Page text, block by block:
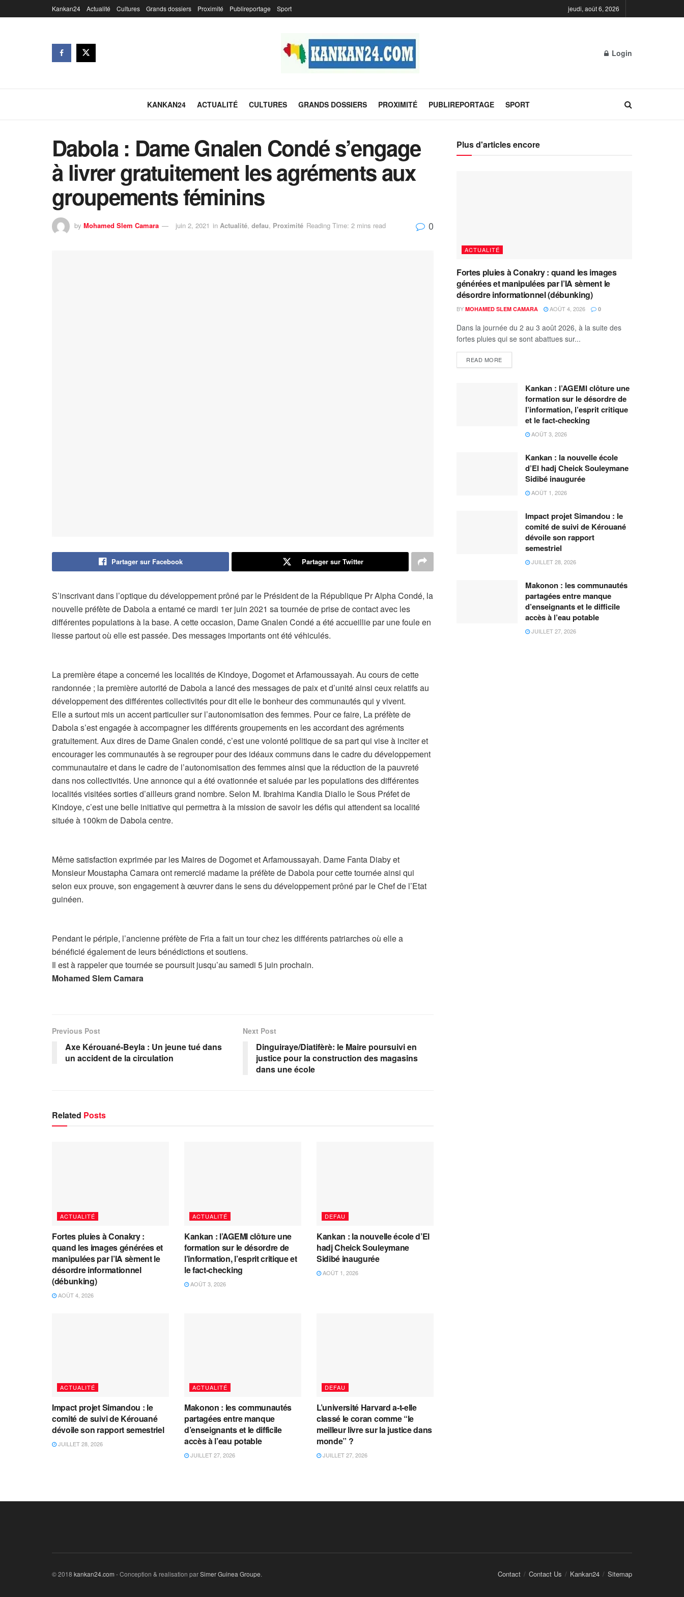
Kankan24 Actualité Cultures Grands dossiers Proximité Publireportage Sport jeudi, août 6, 2026
Login
KANKAN24 ACTUALITÉ CULTURES GRANDS DOSSIERS PROXIMITÉ PUBLIREPORTAGE SPORT
Dabola : Dame Gnalen Condé s’engage
à livrer gratuitement les agréments aux
groupements féminins
by Mohamed Slem Camara juin 2, 2021 in Actualité, defau, Proximité Reading Time: 2 mins read 0
Partager sur Facebook Partager sur Twitter
S’inscrivant dans l’optique du développement prôné par le Président de la République Pr Alpha Condé, la
nouvelle préfète de Dabola a entamé ce mardi 1er juin 2021 sa tournée de prise de contact avec les
différentes populations à la base. A cette occasion, Dame Gnalen Condé a été accueillie par une foule en
liesse partout où elle est passée. Des messages importants ont été véhiculés.
La première étape a concerné les localités de Kindoye, Dogomet et Arfamoussayah. Au cours de cette
randonnée ; la première autorité de Dabola a lancé des messages de paix et d’unité ainsi ceux relatifs au
développement des différentes collectivités pour dit elle le bonheur des communautés qui y vivent.
Elle a surtout mis un accent particulier sur l’autonomisation des femmes. Pour ce faire, La préfète de
Dabola s’est engagée à accompagner les différents groupements en les accordant des agréments
gratuitement. Aux dires de Dame Gnalen condé, c’est une volonté politique de sa part qui vise à inciter et
encourager les communautés à se regrouper pour des idéaux communs dans le cadre du développement
communautaire et dans le cadre de l’autonomisation des femmes ainsi que la réduction de la pauvreté
dans nos collectivités. Une annonce qui a été ovationnée et saluée par les populations des différentes
localités visitées sorties d’ailleurs grand nombre. Selon M. Ibrahima Kandia Diallo le Sous Préfet de
Kindoye, c’est une belle initiative qui permettra à la mission de savoir les défis qui attendent sa localité
située à 100km de Dabola centre.
Même satisfaction exprimée par les Maires de Dogomet et Arfamoussayah. Dame Fanta Diaby et
Monsieur Moustapha Camara ont remercié madame la préfète de Dabola pour cette tournée ainsi qui
selon eux prouve, son engagement à œuvrer dans le sens du développement prôné par le Chef de l’Etat
guinéen.
Pendant le périple, l’ancienne préfète de Fria a fait un tour chez les différents patriarches où elle a
bénéficié également de leurs bénédictions et soutiens.
Il est à rappeler que tournée se poursuit jusqu’au samedi 5 juin prochain.
Mohamed Slem Camara
Previous Post
Axe Kérouané-Beyla : Un jeune tué dans
un accident de la circulation
Next Post
Dinguiraye/Diatifèrè: le Maire poursuivi en
justice pour la construction des magasins
dans une école
Related Posts
ACTUALITÉ
Fortes pluies à Conakry :
quand les images générées et
manipulées par l’IA sèment le
désordre informationnel
(débunking)
AOÛT 4, 2026
ACTUALITÉ
Kankan : l’AGEMI clôture une
formation sur le désordre de
l’information, l’esprit critique et
le fact-checking
AOÛT 3, 2026
DEFAU
Kankan : la nouvelle école d’El
hadj Cheick Souleymane
Sidibé inaugurée
AOÛT 1, 2026
ACTUALITÉ
Impact projet Simandou : le
comité de suivi de Kérouané
dévoile son rapport semestriel
JUILLET 28, 2026
ACTUALITÉ
Makonon : les communautés
partagées entre manque
d’enseignants et le difficile
accès à l’eau potable
JUILLET 27, 2026
DEFAU
L’université Harvard a-t-elle
classé le coran comme “le
meilleur livre sur la justice dans
monde” ?
JUILLET 27, 2026
Plus d'articles encore
ACTUALITÉ
Fortes pluies à Conakry : quand les images
générées et manipulées par l’IA sèment le
désordre informationnel (débunking)
BY MOHAMED SLEM CAMARA AOÛT 4, 2026 0
Dans la journée du 2 au 3 août 2026, à la suite des
fortes pluies qui se sont abattues sur...
READ MORE
Kankan : l’AGEMI clôture une
formation sur le désordre de
l’information, l’esprit critique
et le fact-checking
AOÛT 3, 2026
Kankan : la nouvelle école
d’El hadj Cheick Souleymane
Sidibé inaugurée
AOÛT 1, 2026
Impact projet Simandou : le
comité de suivi de Kérouané
dévoile son rapport
semestriel
JUILLET 28, 2026
Makonon : les communautés
partagées entre manque
d’enseignants et le difficile
accès à l’eau potable
JUILLET 27, 2026
Contact Contact Us Kankan24 Sitemap
© 2018 kankan24.com - Conception & realisation parSimer Guinea Groupe.